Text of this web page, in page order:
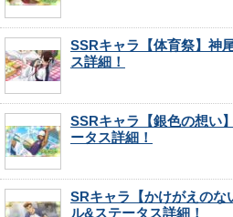
SSRキャラ【体育祭】神
ス詳細！
SSRキャラ【銀色の想い
ータス詳細！
SRキャラ【かけがえのな
ル&ステータス詳細！